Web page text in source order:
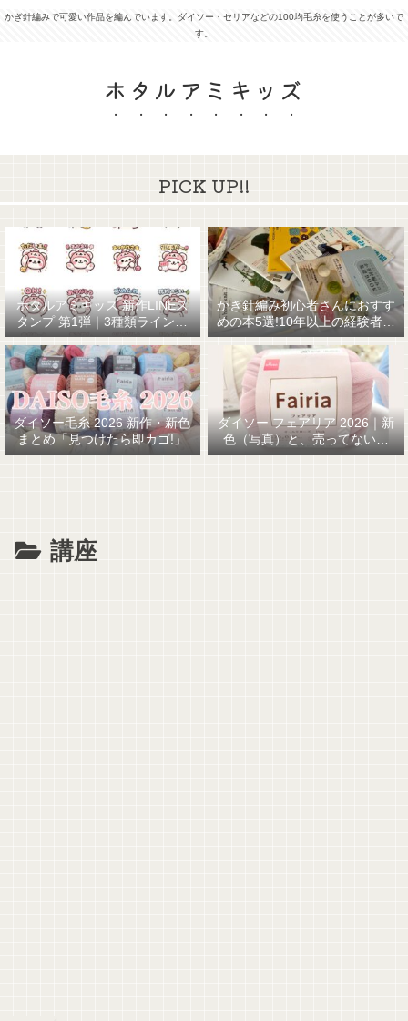
かぎ針編みで可愛い作品を編んでいます。ダイソー・セリアなどの100均毛糸を使うことが多いで
す。
ホタルアミキッズ
PICK UP!!
ホタルアミキッズ 新作LINEス
タンプ 第1弾｜3種類ラインナ
ップ☆
かぎ針編み初心者さんにおすす
めの本5選!10年以上の経験者が
厳選
ダイソー毛糸 2026 新作・新色
まとめ「見つけたら即カゴ!」
ダイソー フェアリア 2026｜新
色（写真）と、売ってない…
GETまでの話
講座